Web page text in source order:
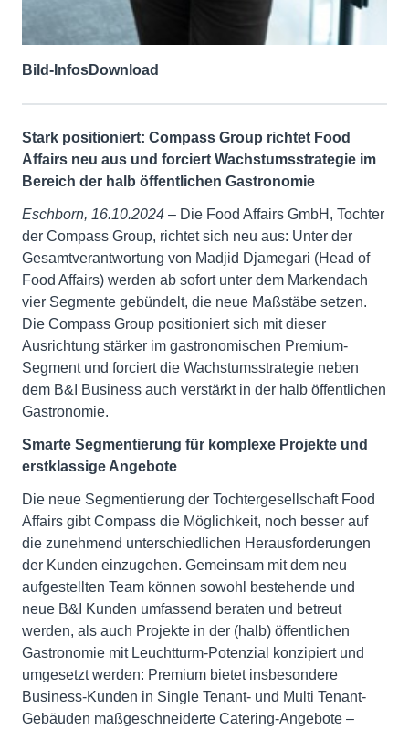
Bild-InfosDownload
Stark positioniert: Compass Group richtet Food
Affairs neu aus und forciert Wachstumsstrategie im
Bereich der halb öffentlichen Gastronomie
Eschborn, 16.10.2024 – Die Food Affairs GmbH, Tochter
der Compass Group, richtet sich neu aus: Unter der
Gesamtverantwortung von Madjid Djamegari (Head of
Food Affairs) werden ab sofort unter dem Markendach
vier Segmente gebündelt, die neue Maßstäbe setzen.
Die Compass Group positioniert sich mit dieser
Ausrichtung stärker im gastronomischen Premium-
Segment und forciert die Wachstumsstrategie neben
dem B&I Business auch verstärkt in der halb öffentlichen
Gastronomie.
Smarte Segmentierung für komplexe Projekte und
erstklassige Angebote
Die neue Segmentierung der Tochtergesellschaft Food
Affairs gibt Compass die Möglichkeit, noch besser auf
die zunehmend unterschiedlichen Herausforderungen
der Kunden einzugehen. Gemeinsam mit dem neu
aufgestellten Team können sowohl bestehende und
neue B&I Kunden umfassend beraten und betreut
werden, als auch Projekte in der (halb) öffentlichen
Gastronomie mit Leuchtturm-Potenzial konzipiert und
umgesetzt werden: Premium bietet insbesondere
Business-Kunden in Single Tenant- und Multi Tenant-
Gebäuden maßgeschneiderte Catering-Angebote –